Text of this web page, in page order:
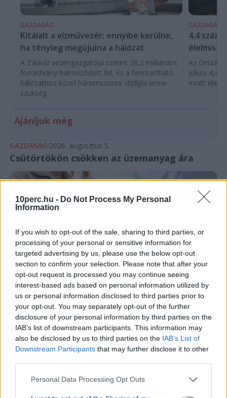
10perc.hu - Do Not Process My Personal
Information
If you wish to opt-out of the sale, sharing to third parties, or
processing of your personal or sensitive information for
targeted advertising by us, please use the below opt-out
section to confirm your selection. Please note that after your
opt-out request is processed you may continue seeing
interest-based ads based on personal information utilized by
us or personal information disclosed to third parties prior to
your opt-out. You may separately opt-out of the further
disclosure of your personal information by third parties on the
IAB’s list of downstream participants. This information may
also be disclosed by us to third parties on the IAB’s List of
Downstream Participants that may further disclose it to other
Personal Data Processing Opt Outs
GAZDASÁG
Kitálalt a vízművezér: ennyibe kerülne,
ha tényleg megújulna a hálózat
A Zalavíz vezérigazgatója szerint 28,2 milliárdos
forráshiány halmozódott fel, és a fenntartható
hálózathoz közel háromszoros vízdíjra lenne
szükség.
GAZDASÁG
4,4
Az
júliusi 4,4
miatt ideje
Ajánljuk még
GAZDASÁG 2026. augusztus 5.
Csütörtökön csökken az üzemanyag ára
Üzemanyag Benzinárak Holtankoljak Irán Hormuzi-szoros
Csütörtöktől 7 forinttal olcsóbb lesz a 95-ös benzin, 3
forinttal a gázolaj, miután a világpiaci olajárak az iráni
tárgyalások hírére csökkentek.Bővebben...
GAZDASÁG 2026. augusztus 5.
Az OECD a 13. és 14. havi nyugdíj